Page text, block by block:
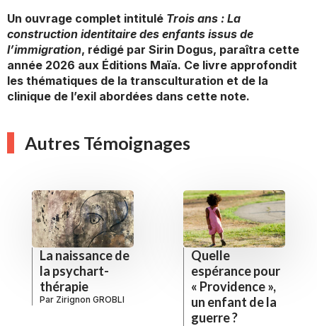
Un ouvrage complet intitulé Trois ans : La
construction identitaire des enfants issus de
l’immigration, rédigé par Sirin Dogus, paraîtra cette
année 2026 aux Éditions Maïa. Ce livre approfondit
les thématiques de la transculturation et de la
clinique de l’exil abordées dans cette note.
Autres Témoignages
La naissance de
la psychart-
thérapie
Par Zirignon GROBLI
Quelle
espérance pour
« Providence »,
un enfant de la
guerre ?